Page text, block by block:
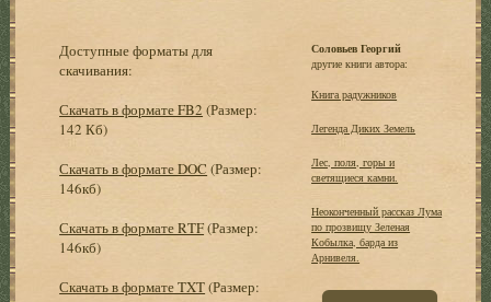
Доступные форматы для
скачивания:
Скачать в формате FB2 (Размер:
142 Кб)
Скачать в формате DOC (Размер:
146кб)
Скачать в формате RTF(Размер:
146кб)
Скачать в формате TXT(Размер:
Соловьев Георгий
другие книги автора:
Книга радужников
Легенда Диких Земель
Лес, поля, горы и
светящиеся камни.
Неоконченный рассказ Лума
по прозвищу Зеленая
Кобылка, барда из
Арнивеля.